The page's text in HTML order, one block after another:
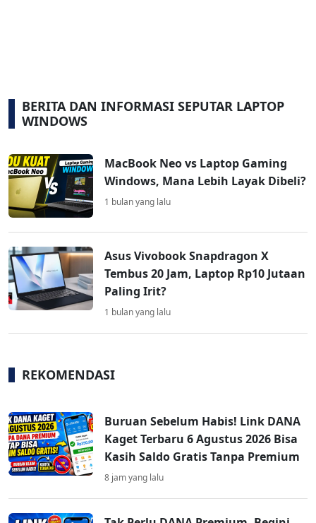
BERITA DAN INFORMASI SEPUTAR LAPTOP
WINDOWS
MacBook Neo vs Laptop Gaming
Windows, Mana Lebih Layak Dibeli?
1 bulan yang lalu
Asus Vivobook Snapdragon X
Tembus 20 Jam, Laptop Rp10 Jutaan
Paling Irit?
1 bulan yang lalu
REKOMENDASI
Buruan Sebelum Habis! Link DANA
Kaget Terbaru 6 Agustus 2026 Bisa
Kasih Saldo Gratis Tanpa Premium
8 jam yang lalu